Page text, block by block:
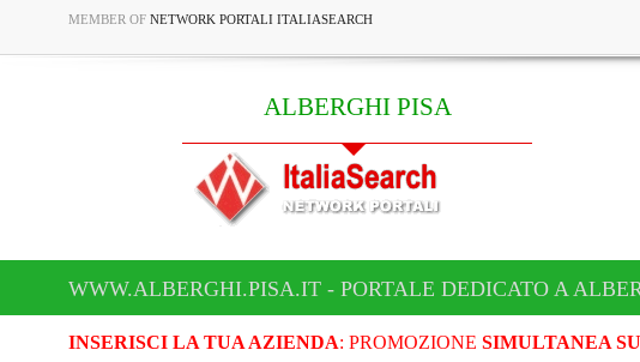
MEMBER OF NETWORK PORTALI ITALIASEARCH
ALBERGHI PISA
WWW.ALBERGHI.PISA.IT - PORTALE DEDICATO A
INSERISCI LA TUA AZIENDA: PROMOZIONE SIMULTANEA